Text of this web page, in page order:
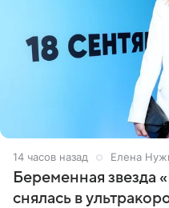
14 часов назад Елена
Беременная звезда
снялась в